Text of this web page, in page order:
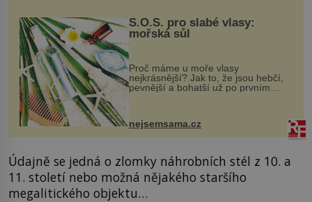
S.O.S. pro slabé vlasy:
mořská sůl
Proč máme u moře vlasy
nejkrásnější? Jak to, že jsou hebčí,
pevnější a bohatší už po prvním
vlasy. ...
nejsemsama.cz
Údajně se jedná o zlomky náhrobních stél z 10. a
11. století nebo možná nějakého staršího
megalitického objektu…